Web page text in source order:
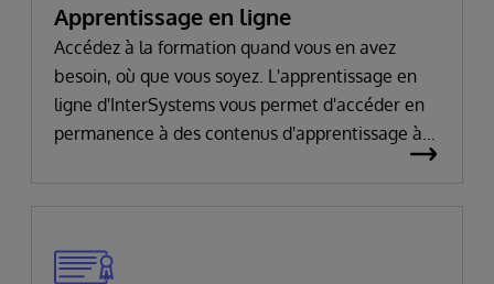
Apprentissage en ligne
Accédez à la formation quand vous en avez
besoin, où que vous soyez. L'apprentissage en
ligne d'InterSystems vous permet d'accéder en
permanence à des contenus d'apprentissage à